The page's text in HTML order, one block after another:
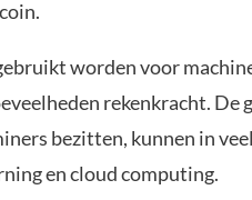
worden voor
rekenkracht. De
bezitten, kunnen in
en cloud computing.